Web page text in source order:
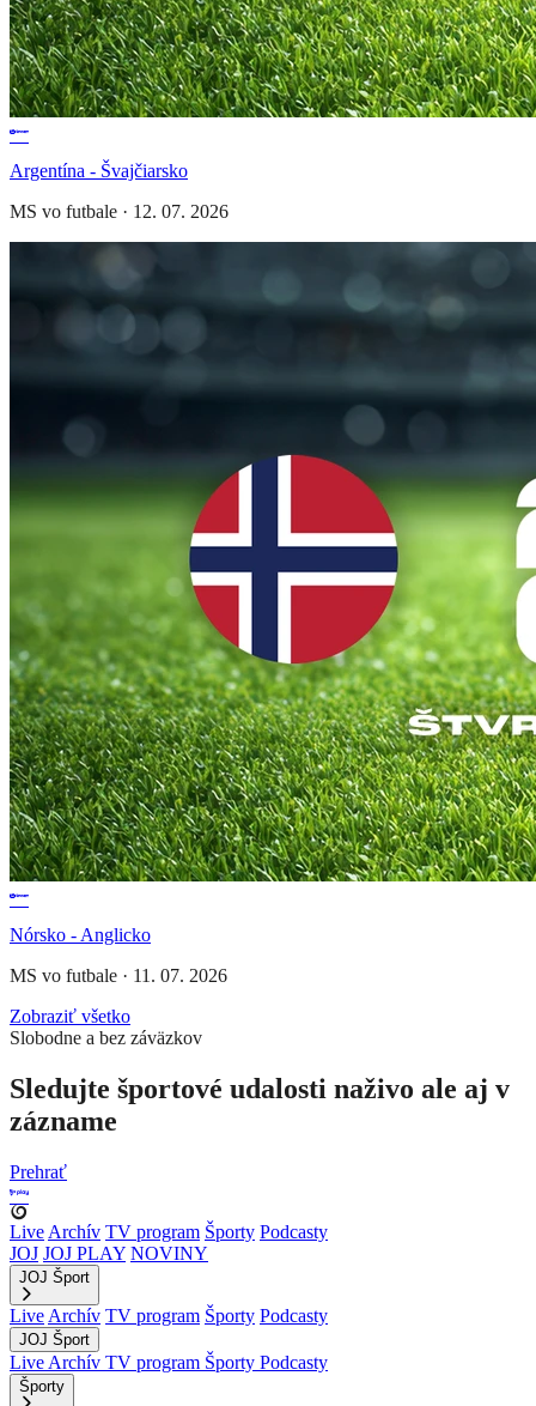
Argentína - Švajčiarsko
MS vo futbale · 12. 07. 2026
Nórsko - Anglicko
MS vo futbale · 11. 07. 2026
Zobraziť všetko
Slobodne a bez záväzkov
Sledujte športové udalosti naživo ale aj v
zázname
Prehrať
Live Archív TV program Športy Podcasty
JOJ JOJ PLAY NOVINY
JOJ Šport
Live Archív TV program Športy Podcasty
JOJ Šport
Live Archív TV program Športy Podcasty
Športy